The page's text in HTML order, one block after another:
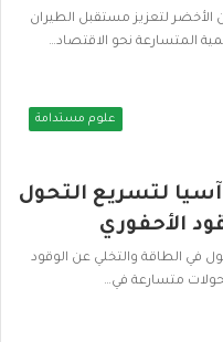
الأخضر لتعزيز مستقبل الطيران
المتسارعة نحو الاقتصاد…
علوم مستدامة
لتسريع التحول
الأحفوري
في الطاقة والتخلي عن الوقود
متسارعة في…